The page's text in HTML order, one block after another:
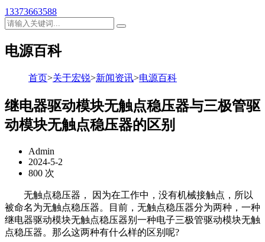
13373663588
电源百科
首页>关于宏锐>新闻资讯>电源百科
继电器驱动模块无触点稳压器与三极管驱
动模块无触点稳压器的区别
Admin
2024-5-2
800 次
无触点稳压器， 因为在工作中，没有机械接触点，所以
被命名为无触点稳压器。目前，无触点稳压器分为两种，一种
继电器驱动模块无触点稳压器别一种电子三极管驱动模块无触
点稳压器。那么这两种有什么样的区别呢?